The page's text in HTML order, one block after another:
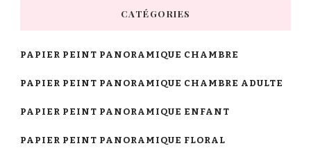
CATÉGORIES
PAPIER PEINT PANORAMIQUE CHAMBRE
PAPIER PEINT PANORAMIQUE CHAMBRE ADULTE
PAPIER PEINT PANORAMIQUE ENFANT
PAPIER PEINT PANORAMIQUE FLORAL